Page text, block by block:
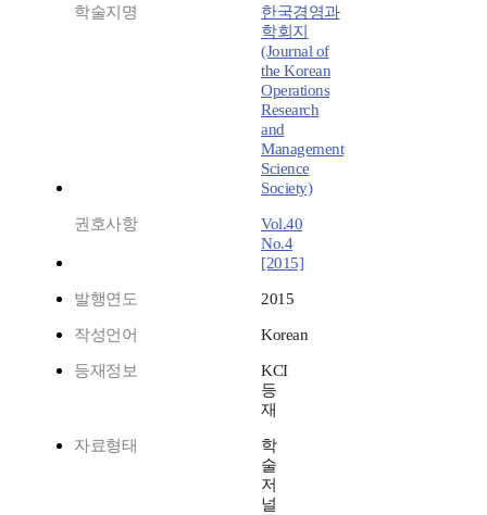
학술지명
한국경영과
학회지
(Journal of
the Korean
Operations
Research
and
Management
Science
Society)
권호사항
Vol.40
No.4
[2015]
발행연도 2015
작성언어 Korean
등재정보
KCI
등
재
자료형태
학
술
저
널